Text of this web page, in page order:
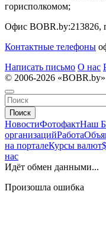
горисполкомом;
Офис BOBR.by:213826,
Контактные телефоны
Написать письмо О нас
© 2006-2026 «BOBR.by»
Поиск
НовостиФотофактНаш
организацийРабота
на порталеКурсы валют
нас
Идёт обмен данными...
Произошла ошибка